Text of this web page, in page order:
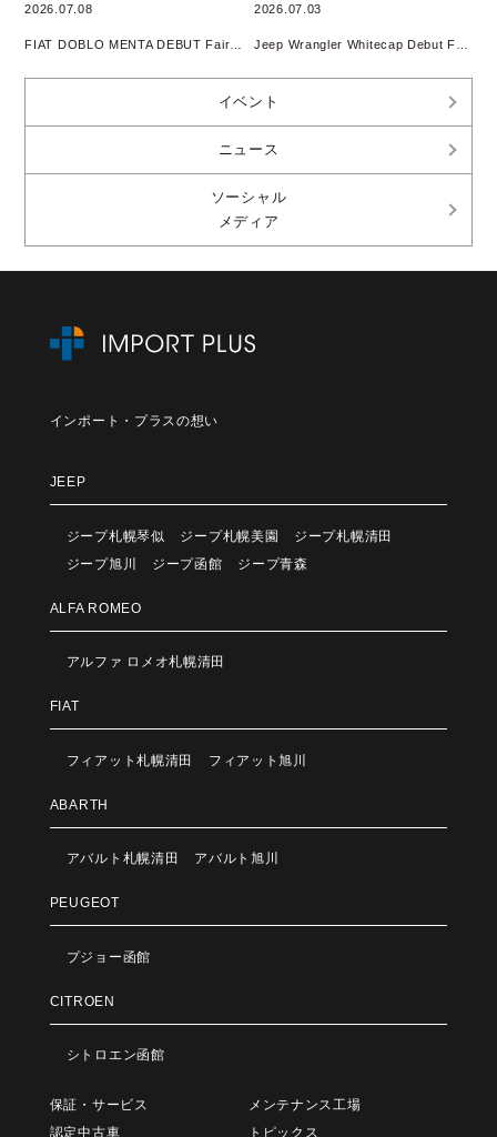
2026.07.08 2026.07.03
イベント
ニュース
ソーシャル
メディア
インポート・プラスの想い
JEEP
ジープ札幌琴似 ジープ札幌美園
ジープ札幌清田
ジープ旭川
ジープ函館 ジープ青森
ALFA ROMEO
アルファ ロメオ札幌清田
FIAT
フィアット札幌清田 フィアット旭川
ABARTH
アバルト札幌清田 アバルト旭川
PEUGEOT
プジョー函館
CITROEN
シトロエン函館
保証・サービス
メンテナンス工場
認定中古車
トピックス